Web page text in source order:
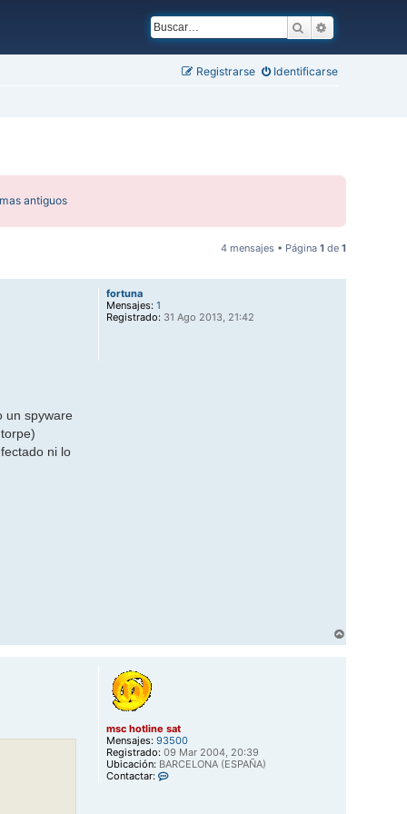
Buscar
Identificarse
Registrarse
antiguos
4 mensajes • Página 1 de 1
fortuna
Mensajes: 1
Registrado: 31 Ago 2013, 21:42
un spyware
ni lo
r
msc hotline sat
Mensajes: 93500
Registrado: 09 Mar 2004, 20:39
Ubicación: BARCELONA (ESPAÑA)
Contactar: